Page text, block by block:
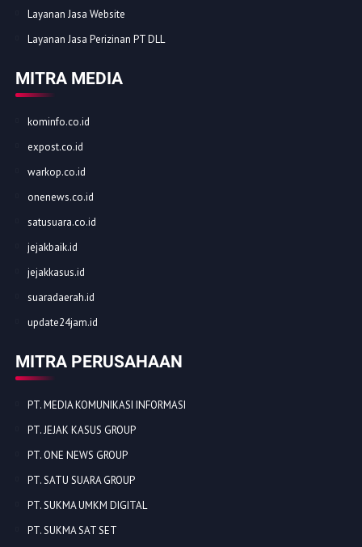
Layanan Jasa Website
Layanan Jasa Perizinan PT DLL
MITRA MEDIA
kominfo.co.id
expost.co.id
warkop.co.id
onenews.co.id
satusuara.co.id
jejakbaik.id
jejakkasus.id
suaradaerah.id
update24jam.id
MITRA PERUSAHAAN
PT. MEDIA KOMUNIKASI INFORMASI
PT. JEJAK KASUS GROUP
PT. ONE NEWS GROUP
PT. SATU SUARA GROUP
PT. SUKMA UMKM DIGITAL
PT. SUKMA SAT SET